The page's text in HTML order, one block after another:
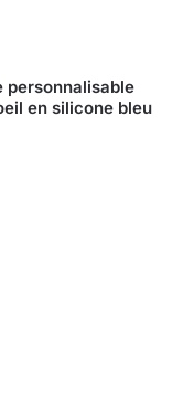
personnalisable
en silicone bleu